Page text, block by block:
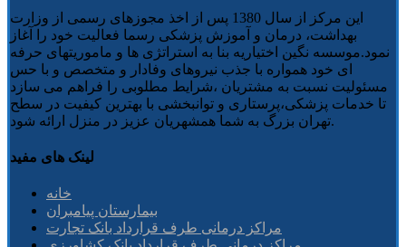
این مرکز از سال 1380 پس از اخذ مجوزهای رسمی از وزارت
بهداشت، درمان و آموزش پزشکی رسما فعالیت خود را آغاز
نمود.موسسه نگین اختیاریه بنا به استراتژی ها و ماموریتهای حرفه
ای خود همواره با جذب نیروهای وفادار و متخصص و با حس
مسئولیت نسبت به مشتریان ،شرایط مطلوبی را فراهم می سازد
تا خدمات پزشکی،پرستاری و توانبخشی با بهترین کیفیت در سطح
تهران بزرگ به شما همشهریان عزیز در منزل ارائه شود.
لینک های مفید
خانه
بیمارستان پیامبران
مراکز درمانی طرف قرارداد بانک تجارت